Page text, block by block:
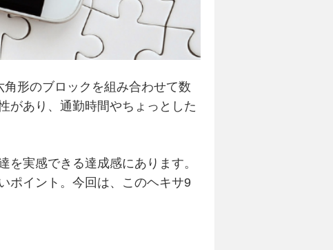
形のブロックを組み合わせて数
があり、通勤時間やちょっとした
実感できる達成感にあります。
ポイント。今回は、このヘキサ9